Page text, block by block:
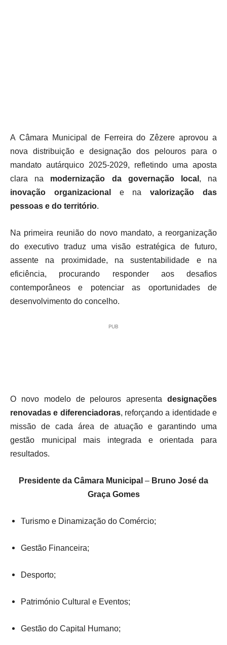
A Câmara Municipal de Ferreira do Zêzere aprovou a
nova distribuição e designação dos pelouros para o
mandato autárquico 2025-2029, refletindo uma aposta
clara na modernização da governação local , na
inovação organizacional
e navalorização das
pessoas e do território.
Na primeira reunião do novo mandato, a reorganização
do executivo traduz uma visão estratégica de futuro,
assente na proximidade, na sustentabilidade e na
eficiência, procurando responder aos desafios
contemporâneos e potenciar as oportunidades de
desenvolvimento do concelho.
PUB
O novo modelo de pelouros apresenta designações
renovadas e diferenciadoras, reforçando a identidade e
missão de cada área de atuação e garantindo uma
gestão municipal mais integrada e orientada para
resultados.
Presidente da Câmara Municipal – Bruno José da
Graça Gomes
Turismo e Dinamização do Comércio;
Gestão Financeira;
Desporto;
Património Cultural e Eventos;
Gestão do Capital Humano;